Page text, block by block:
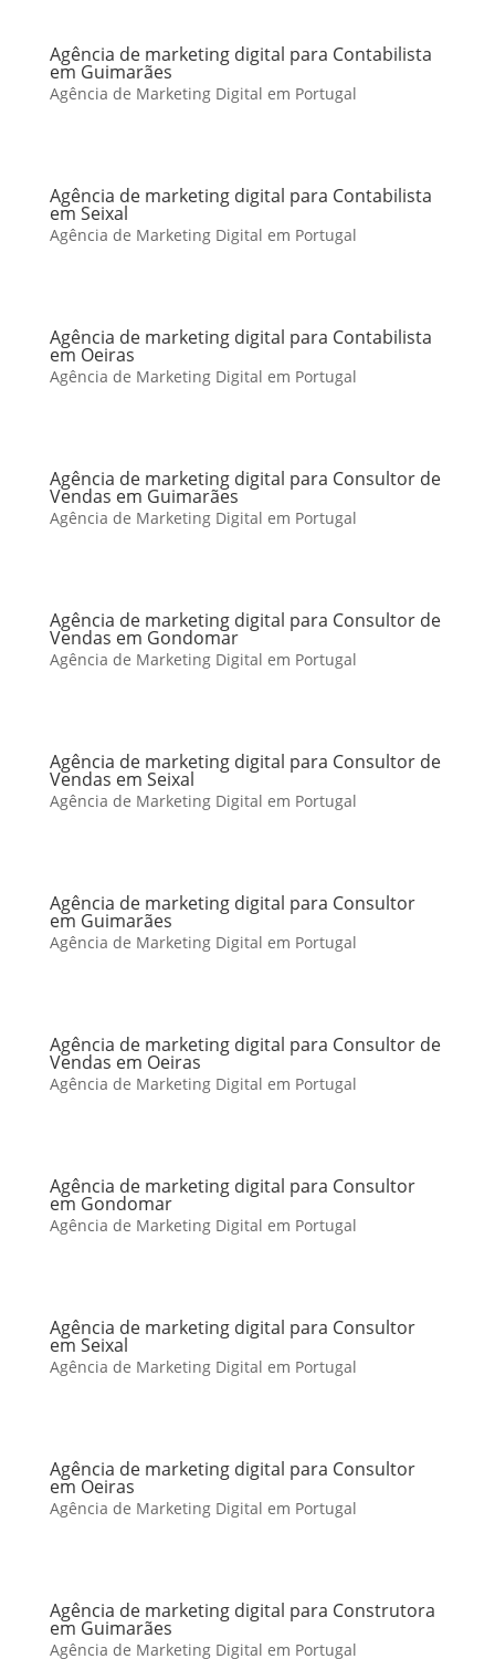
Agência de marketing digital para Contabilista
em Guimarães
Agência de Marketing Digital em Portugal
Agência de marketing digital para Contabilista
em Seixal
Agência de Marketing Digital em Portugal
Agência de marketing digital para Contabilista
em Oeiras
Agência de Marketing Digital em Portugal
Agência de marketing digital para Consultor de
Vendas em Guimarães
Agência de Marketing Digital em Portugal
Agência de marketing digital para Consultor de
Vendas em Gondomar
Agência de Marketing Digital em Portugal
Agência de marketing digital para Consultor de
Vendas em Seixal
Agência de Marketing Digital em Portugal
Agência de marketing digital para Consultor
em Guimarães
Agência de Marketing Digital em Portugal
Agência de marketing digital para Consultor de
Vendas em Oeiras
Agência de Marketing Digital em Portugal
Agência de marketing digital para Consultor
em Gondomar
Agência de Marketing Digital em Portugal
Agência de marketing digital para Consultor
em Seixal
Agência de Marketing Digital em Portugal
Agência de marketing digital para Consultor
em Oeiras
Agência de Marketing Digital em Portugal
Agência de marketing digital para Construtora
em Guimarães
Agência de Marketing Digital em Portugal